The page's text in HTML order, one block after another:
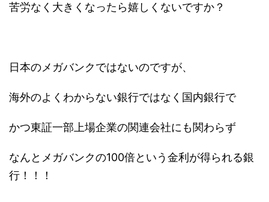
苦労なく大きくなったら嬉しくないですか？
日本のメガバンクではないのですが、
海外のよくわからない銀行ではなく国内銀行で
かつ東証一部上場企業の関連会社にも関わらず
なんとメガバンクの100倍という金利が得られる銀
行！！！